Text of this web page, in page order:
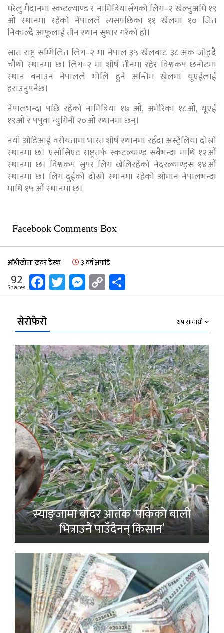
घरेलु मैदानमा स्कटल्याण्ड र नामिबियासँगको लिग–२ खेल्नुअघि १९
औं स्थानमा रहेको नेपालले त्यसपछिका ११ खेलमा १० जित
निकाल्दै आफूलाई तीन स्थान सुधार गरेको हो।
सात राष्ट्र सम्मिलित लिग–२ मा नेपाल ३५ खेलबाट ३८ अंक जोड्दै
चौथो स्थानमा छ। लिग–२ मा शीर्ष तीनमा रहेर विश्वकप छनोटमा
स्थान बनाउन नेपालले भोलि हुने अन्तिम खेलमा यूएईलाई
हराउनुपर्नेछ।
नेपालभन्दा पछि रहेको नामिबिया १७ औं, अमेरिका १८औं, यूएई
१९औं र पपुवा न्युगिनी २०औं स्थानमा छन्।
नयाँ ओडिआई वरीयतामा भारत शीर्ष स्थानमा रहँदा अस्ट्रेलिया दोस्रो
स्थानमा छ। एसोसिएट राष्ट्रतर्फ स्कटल्याण्ड सबैभन्दा माथि १२औं
स्थानमा छ। विश्वकप सुपर लिग खेलिरहेको नेदरल्याण्ड्स १४औं
स्थानमा छ। लिग दुईको दोस्रो स्थानमा रहेको ओमान नेपालभन्दा
माथि १५ औं स्थानमा छ।
Facebook Comments Box
आँधीखोला खवर डेस्क ३ वर्ष अगाडि
92
Shares Facebook
Twitter
Messenger
Copy
Link
सेरोफेरो थप सामाग्री
स्याङ्जामा बाँदर आतंक ‘पाकेको बाली
भित्राउनै पाउँदैनन् किसान’